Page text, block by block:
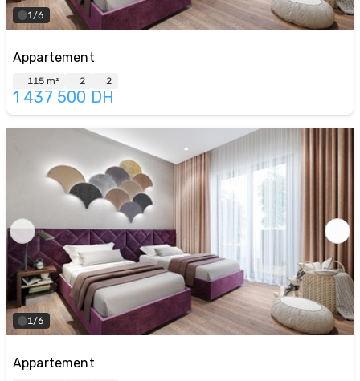
1/6
Appartement
115 m² 2 2
1 437 500 DH
1/6
Appartement